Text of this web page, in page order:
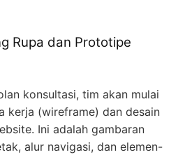
Rupa dan Prototipe
konsultasi, tim akan mulai
kerja (wireframe) dan desain
Ini adalah gambaran
alur navigasi, dan elemen-